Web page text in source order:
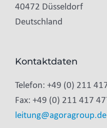
40472 Düsseldorf
Deutschland
Kontaktdaten
Telefon: +49 (0) 211
Fax: +49 (0) 211 417
leitung@agoragroup.de